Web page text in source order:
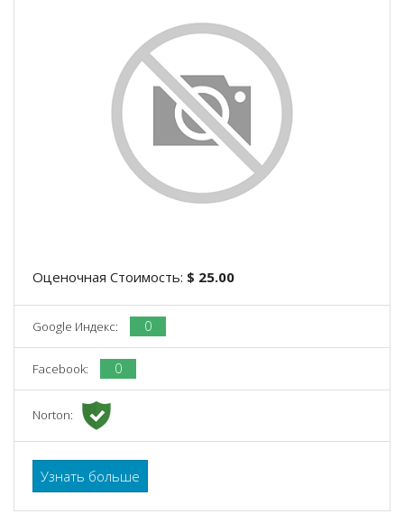
Оценочная Стоимость: $ 25.00
Google Индекс: 0
Facebook: 0
Norton:
Узнать больше